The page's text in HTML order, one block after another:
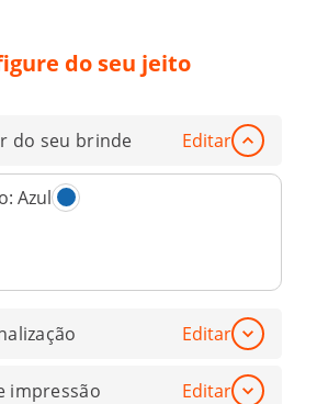
do seu jeito
do seu brinde Editar
Azul
Editar
impressão Editar